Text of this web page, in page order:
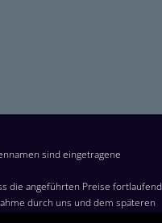
sind eingetragene
die angeführten Preise fortlaufend
durch uns und dem späteren